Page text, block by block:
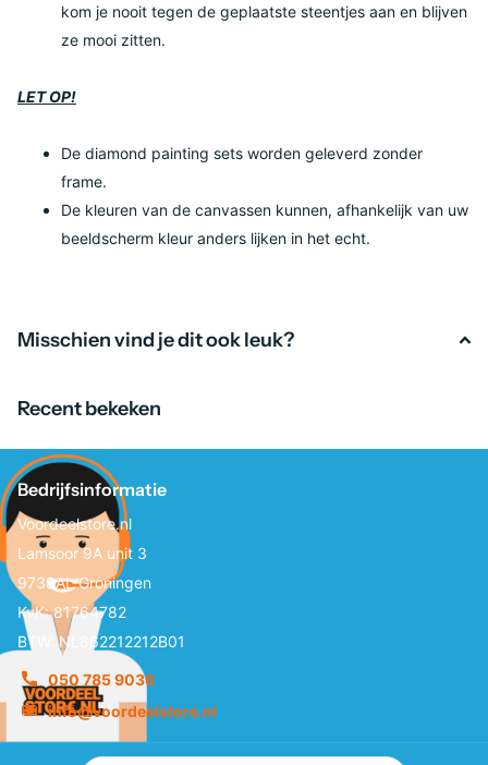
kom je nooit tegen de geplaatste steentjes aan en blijven
ze mooi zitten.
LET OP!
De diamond painting sets worden geleverd zonder
frame.
De kleuren van de canvassen kunnen, afhankelijk van uw
beeldscherm kleur anders lijken in het echt.
Misschien vind je dit ook leuk?
Recent bekeken
Bedrijfsinformatie
Voordeelstore.nl
Lamsoor 9A unit 3
9738AL Groningen
KvK: 81764782
BTW: NL862212212B01
050 785 9036
info@voordeelstore.nl